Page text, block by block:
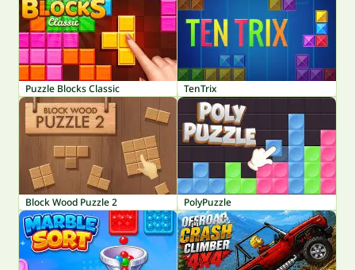
Puzzle Blocks Classic TenTrix
Block Wood Puzzle 2 PolyPuzzle